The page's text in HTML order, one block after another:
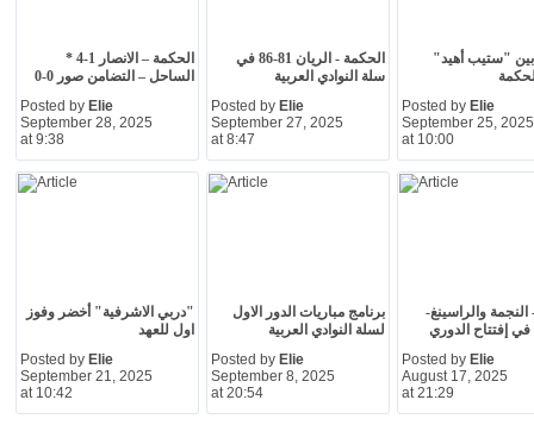
الحكمة – الانصار 1-4 *
الساحل – التضامن صور 0-0
Posted by Elie
September 28, 2025
at 9:38
الحكمة - الريان 81-86 في
سلة النوادي العربية
Posted by Elie
September 27, 2025
at 8:47
"ستيب أهيد"
Posted by Elie
September 25, 2025
at 10:00
"دربي الاشرفية" أخضر وفوز
اول للعهد
Posted by Elie
September 21, 2025
at 10:42
برنامج مباريات الدور الاول
لسلة النوادي العربية
Posted by Elie
September 8, 2025
at 20:54
النجمة والراسينغ-
إفتتاح الدوري
Posted by Elie
August 17, 2025
at 21:29